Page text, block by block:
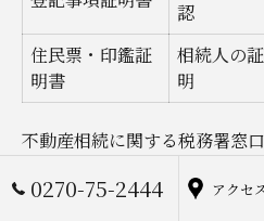
認
住民票・印鑑証
明書
相続人の証
明
不動産相続に関する税務署窓
事前にしっかり準備すること
としては、被相続人の死亡届
0270-75-2444 アクセ